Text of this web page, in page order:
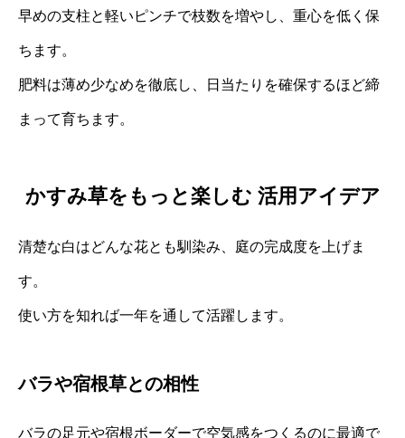
早めの支柱と軽いピンチで枝数を増やし、重心を低く保
ちます。
肥料は薄め少なめを徹底し、日当たりを確保するほど締
まって育ちます。
かすみ草をもっと楽しむ 活用アイデア
清楚な白はどんな花とも馴染み、庭の完成度を上げま
す。
使い方を知れば一年を通して活躍します。
バラや宿根草との相性
バラの足元や宿根ボーダーで空気感をつくるのに最適で